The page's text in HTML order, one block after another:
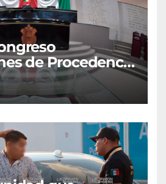
de Procedencia
dos munícipes